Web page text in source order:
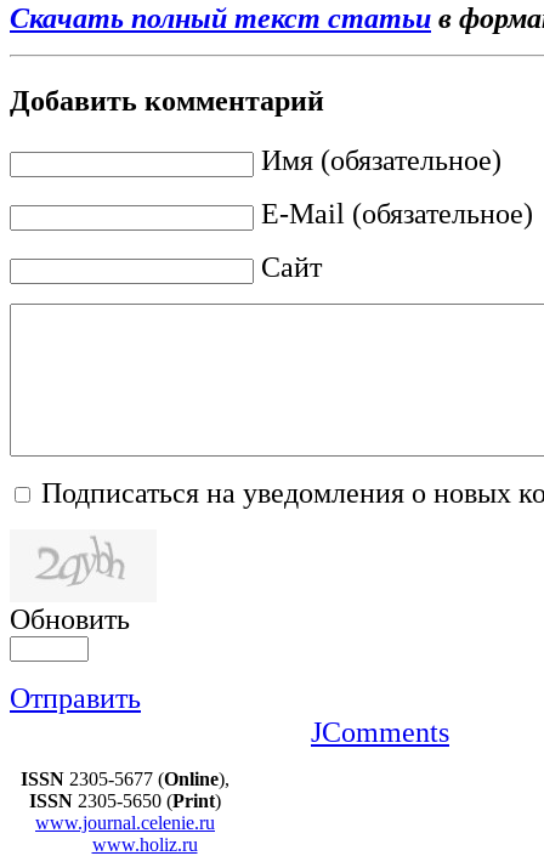
Скачать полный текст статьи в
Добавить комментарий
Имя (обязательное)
E-Mail (обязательное)
Сайт
Подписаться на уведомления о новых
Обновить
Отправить
JComments
ISSN 2305-5677 (Online),
ISSN 2305-5650 (Print)
www.journal.celenie.ru
www.holiz.ru